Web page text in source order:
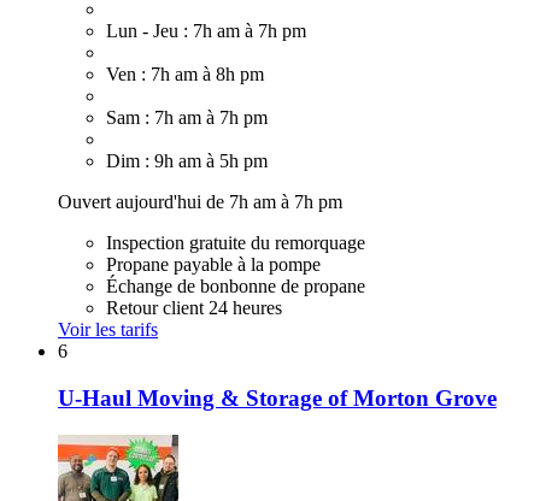
Lun - Jeu : 7h am à 7h pm
Ven : 7h am à 8h pm
Sam : 7h am à 7h pm
Dim : 9h am à 5h pm
Ouvert aujourd'hui de 7h am à 7h pm
Inspection gratuite du remorquage
Propane payable à la pompe
Échange de bonbonne de propane
Retour client 24 heures
Voir les tarifs
6
U-Haul Moving & Storage of Morton Grove